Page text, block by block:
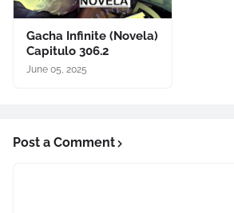
Gacha Infinite (Novela)
Capitulo 306.2
June 05, 2025
Post a Comment